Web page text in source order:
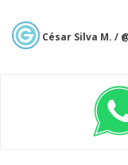
Si bien el
César Silva M. /